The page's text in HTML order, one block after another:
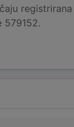
579152.